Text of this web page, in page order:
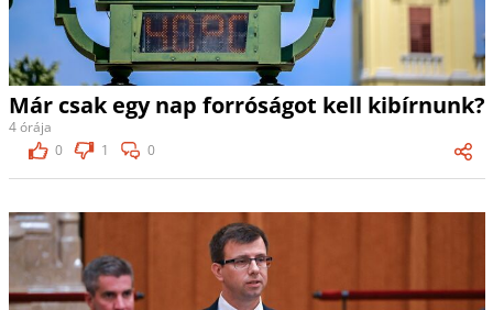
Már csak egy nap forróságot kell kibírnunk?
4 órája
0
1 0